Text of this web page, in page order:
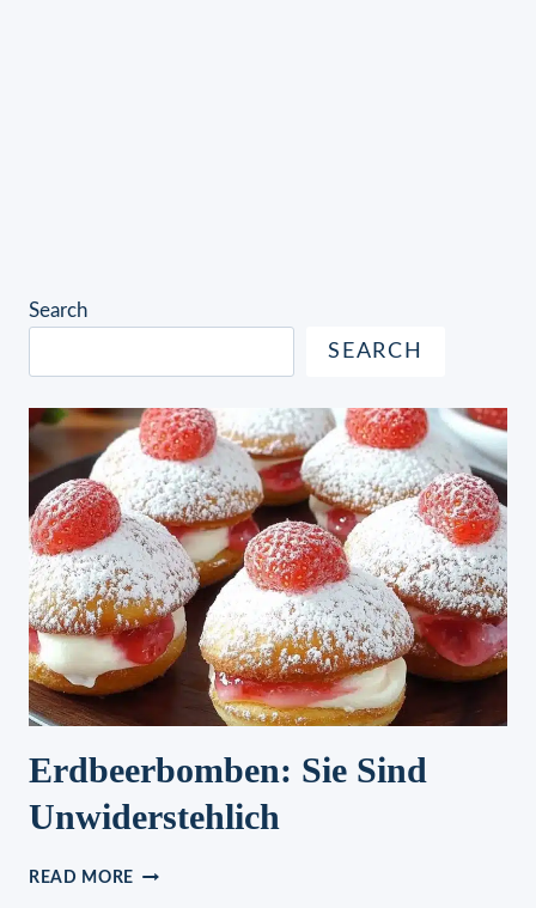
Search
SEARCH
Erdbeerbomben: Sie Sind
Unwiderstehlich
READ MORE ERDBEERBOMBEN: